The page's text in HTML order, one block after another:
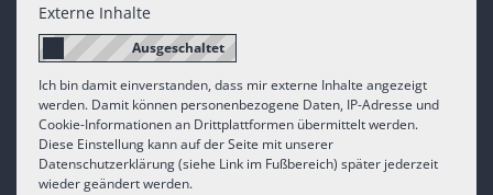
Externe Inhalte
Ich bin damit einverstanden, dass mir externe Inhalte angezeigt
werden. Damit können personenbezogene Daten, IP-Adresse und
Cookie-Informationen an Drittplattformen übermittelt werden.
Diese Einstellung kann auf der Seite mit unserer
Datenschutzerklärung (siehe Link im Fußbereich) später jederzeit
wieder geändert werden.